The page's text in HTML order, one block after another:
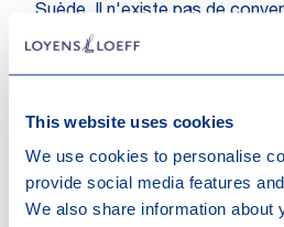
This website uses cookies
We use cookies to personalise
provide social media features
We also share information about
Suède. Il n'existe pas de
ce type avec d'autres pays, de
imputable en tant
la succession